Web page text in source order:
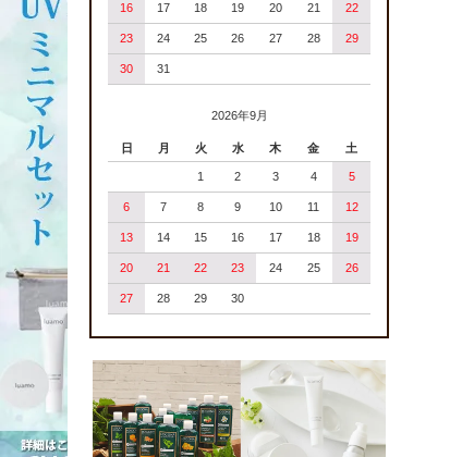
16 17 18 19 20 21 22
23 24 25 26 27 28 29
30 31
2026年9月
日 月 火 水 木 金 土
1 2 3 4 5
6 7 8 9 10 11 12
13 14 15 16 17 18 19
20 21 22 23 24 25 26
27 28 29 30